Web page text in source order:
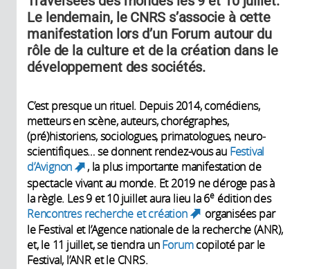
Le lendemain, le CNRS s’associe à cette
manifestation lors d’un Forum autour du
rôle de la culture et de la création dans le
développement des sociétés.
C’est presque un rituel. Depuis 2014, comédiens,
metteurs en scène, auteurs, chorégraphes,
(pré)historiens, sociologues, primatologues, neuro­
scientifiques… se donnent rendez-vous au Festival
d’Avignon
(link is external)
, la plus importante manifestation de
spectacle vivant au monde. Et 2019 ne déroge pas à
la règle. Les 9 et 10 juillet aura lieu la 6e édition des
Rencontres recherche et création
(link is
external)
organisées par
le Festival et l’Agence nationale de la recherche (ANR),
et, le 11 juillet, se tiendra unForumcopiloté par le
Festival, l’ANR et le CNRS.